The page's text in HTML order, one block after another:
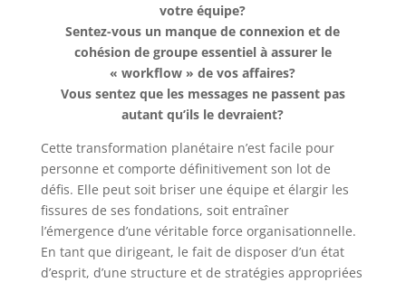
votre équipe?
Sentez-vous un manque de connexion et de
cohésion de groupe essentiel à assurer le
« workflow » de vos affaires?
Vous sentez que les messages ne passent pas
autant qu’ils le devraient?
Cette transformation planétaire n’est facile pour
personne et comporte définitivement son lot de
défis. Elle peut soit briser une équipe et élargir les
fissures de ses fondations, soit entraîner
l’émergence d’une véritable force organisationnelle.
En tant que dirigeant, le fait de disposer d’un état
d’esprit, d’une structure et de stratégies appropriées